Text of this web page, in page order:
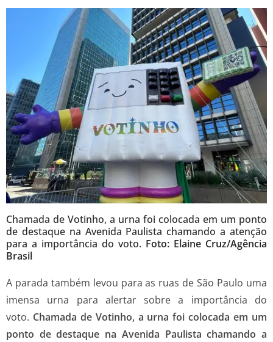
Chamada de Votinho, a urna foi colocada em um ponto
de destaque na Avenida Paulista chamando a atenção
para a importância do voto. Foto: Elaine Cruz/Agência
Brasil
A parada também levou para as ruas de São Paulo uma
imensa urna para alertar sobre a importância do
voto. Chamada de Votinho, a urna foi colocada em um
ponto de destaque na Avenida Paulista chamando a